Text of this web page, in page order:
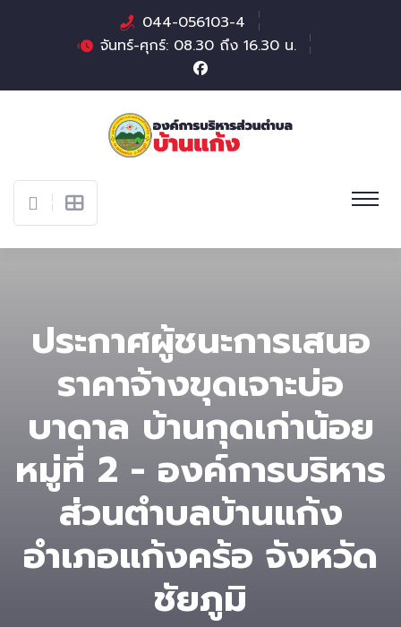
044-056103-4
จันทร์-ศุกร์: 08.30 ถึง 16.30 น.
ประกาศผู้ชนะการเสนอ
ราคาจ้างขุดเจาะบ่อ
บาดาล บ้านกุดเก่าน้อย
หมู่ที่ 2 - องค์การบริหาร
ส่วนตําบลบ้านแก้ง
อำเภอแก้งคร้อ จังหวัด
ชัยภูมิ